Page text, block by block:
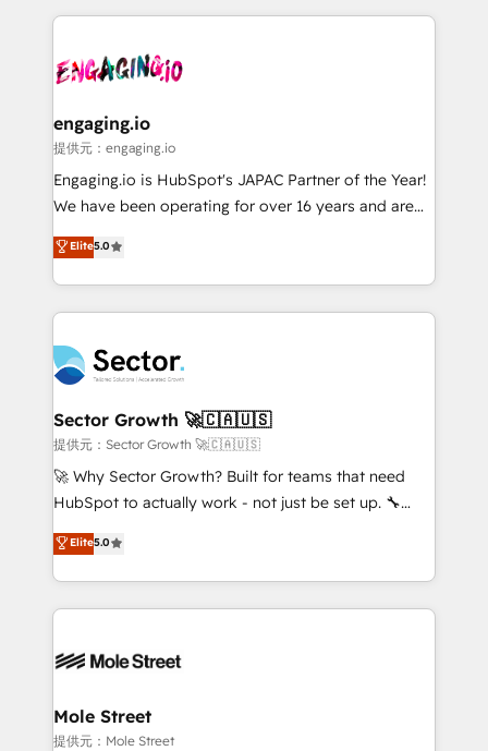
advanced optimization & adoption 📍 São Paulo, BR
• Des Moines, IA • New York, NY
dados e automatizar operações. O objetivo é
operacional de receita conectando equipes
Também somos distribuidores oficiais da HubSpot
e de mais de 150 softwares globais permitindo
contratar e pagar a HubSpot em reais com nota
fiscal no Brasil e gerar economia de até 50% na
Oferecemos ainda agentes de IA especializados em
HubSpot que automatizam tarefas executam rotinas
empresas em 13 países utilizam a Nexforce. Somos
a maior parceira da HubSpot na América Latina e
líder no ranking global de sucesso do cliente da
HubSpot.
engaging.io
提供元：engaging.io
Engaging.io is HubSpot's JAPAC Partner of the Year!
We have been operating for over 16 years and are
one of HubSpot's most experienced and technically
capable Agency Partners globally. We specialise in
complex CRM migrations, implementations,
integrations, custom CMS portal development,
businesses. Our teams are based in North America
and APAC. We are HubSpot's top-ranked Advanced
Implementation Certified Partner and we contribute
to their advisory council. We strive to do 'good work
with good people' and have worked with incredible
brands. You can see some of them on our website,
Elite5.0
Sector Growth 🚀🇨🇦🇺🇸
提供元：Sector Growth 🚀🇨🇦🇺🇸
🚀 Why Sector Growth? Built for teams that need
HubSpot to actually work - not just be set up. 🔧
HubSpot Experts: Onboarding, migrations,
automation, and training built for adoption. ⚡ Highly
Technical Execution: ERP, EMR and Custom
Integrations; complex builds delivered in weeks, not
workflows; automation agents; process optimization
Healthcare: HIPAA implementations; secure data
workflows 💼 Financial Services: compliant
Elite5.0
Mole Street
提供元：Mole Street